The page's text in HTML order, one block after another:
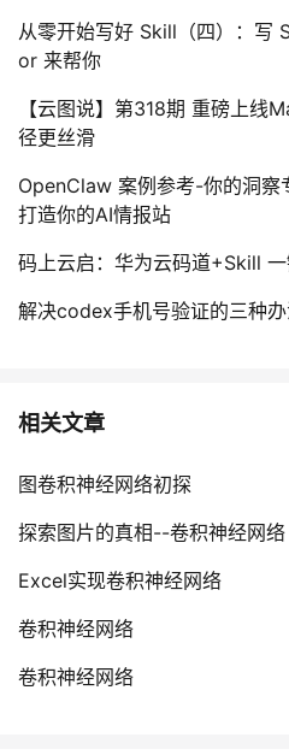
从零开始写好 Skill（四）：写
or 来帮你
【云图说】第318期 重磅上线
径更丝滑
OpenClaw 案例参考-你的洞察
打造你的AI情报站
码上云启：华为云码道+Skill
解决codex手机号验证的三种办
相关文章
图卷积神经网络初探
探索图片的真相--卷积神经网络
Excel实现卷积神经网络
卷积神经网络
卷积神经网络